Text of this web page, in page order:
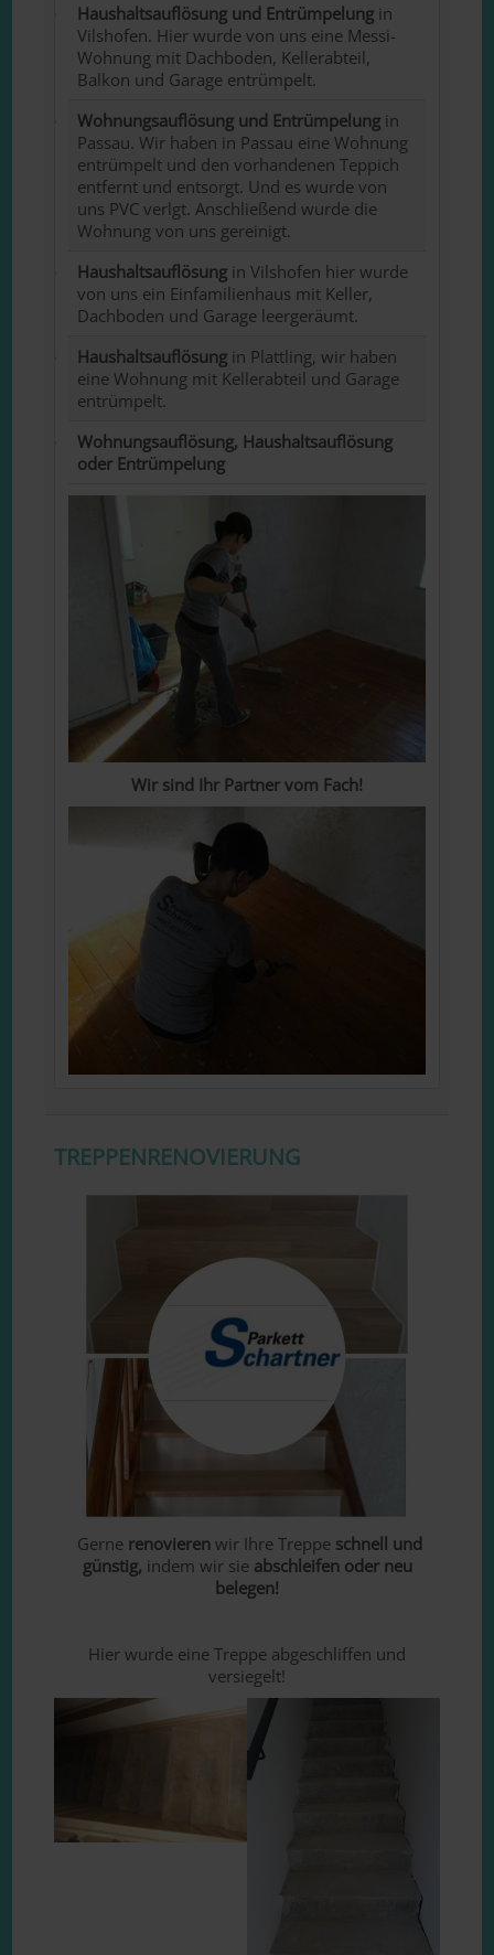
Haushaltsauflösung und Entrümpelung in
Vilshofen. Hier wurde von uns eine Messi-
Wohnung mit Dachboden, Kellerabteil,
Balkon und Garage entrümpelt.
Wohnungsauflösung und Entrümpelung in
Passau. Wir haben in Passau eine Wohnung
entrümpelt und den vorhandenen Teppich
entfernt und entsorgt. Und es wurde von
uns PVC verlgt. Anschließend wurde die
Wohnung von uns gereinigt.
Haushaltsauflösung in Vilshofen hier wurde
von uns ein Einfamilienhaus mit Keller,
Dachboden und Garage leergeräumt.
Haushaltsauflösung in Plattling, wir haben
eine Wohnung mit Kellerabteil und Garage
entrümpelt.
Wohnungsauflösung, Haushaltsauflösung
oder Entrümpelung
Wir sind Ihr Partner vom Fach!
TREPPENRENOVIERUNG
Gerne renovierenwir Ihre Treppeschnell und
günstig, indem wir sieabschleifen oder neu
belegen!
Hier wurde eine Treppe abgeschliffen und
versiegelt!